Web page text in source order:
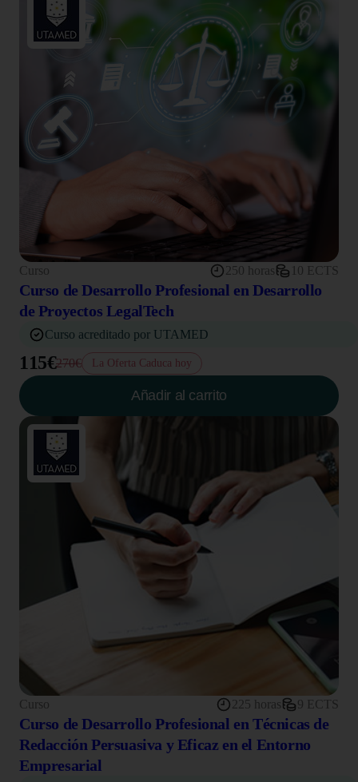
Curso 250 horas 10 ECTS
Curso de Desarrollo Profesional en Desarrollo
de Proyectos LegalTech
Curso acreditado por UTAMED
115€270€ La Oferta Caduca hoy
Añadir al carrito
Curso 225 horas 9 ECTS
Curso de Desarrollo Profesional en Técnicas de
Redacción Persuasiva y Eficaz en el Entorno
Empresarial